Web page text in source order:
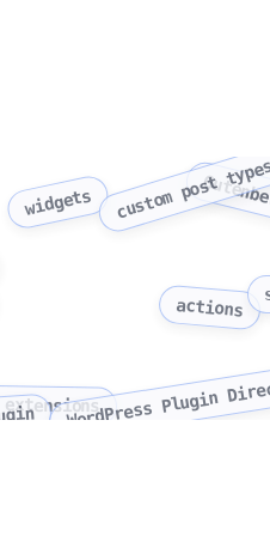
widgets custom post
actions
extensionsWordPress Plugin